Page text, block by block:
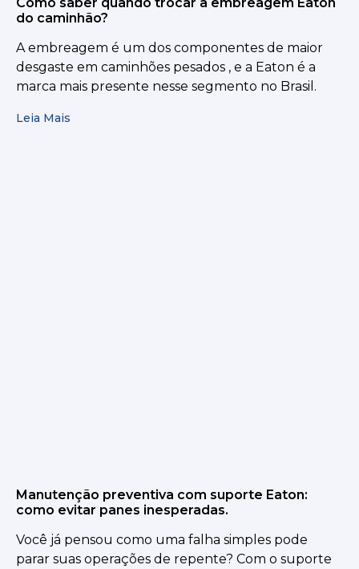
Como saber quando trocar a embreagem Eaton
do caminhão?
A embreagem é um dos componentes de maior
desgaste em caminhões pesados , e a Eaton é a
marca mais presente nesse segmento no Brasil.
Leia Mais
Manutenção preventiva com suporte Eaton:
como evitar panes inesperadas.
Você já pensou como uma falha simples pode
parar suas operações de repente? Com o suporte